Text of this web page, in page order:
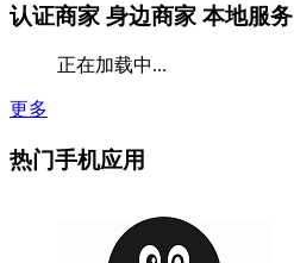
认证商家 身边商家 本地服务
正在加载中...
更多
热门手机应用